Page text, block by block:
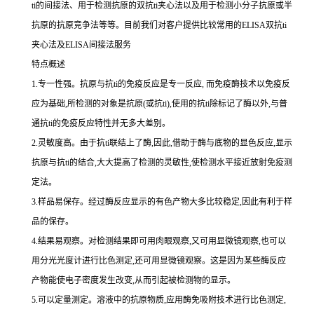
ti的间接法、用于检测抗原的双抗ti夹心法以及用于检测小分子抗原或半
抗原的抗原竞争法等等。目前我们对客户提供比较常用的ELISA双抗ti
夹心法及ELISA间接法服务
特点概述
1.专一性强。抗原与抗ti的免疫反应是专一反应, 而免疫酶技术以免疫反
应为基础,所检测的对象是抗原(或抗ti),使用的抗ti除标记了酶以外,与普
通抗ti的免疫反应特性并无多大差别。
2.灵敏度高。由于抗ti联结上了酶,因此,借助于酶与底物的显色反应,显示
抗原与抗ti的结合,大大提高了检测的灵敏性,使检测水平接近放射免疫测
定法。
3.样品易保存。经过酶反应显示的有色产物大多比较稳定,因此有利于样
品的保存。
4.结果易观察。对检测结果即可用肉眼观察,又可用显微镜观察,也可以
用分光光度计进行比色测定,还可用显微镜观察。这是因为某些酶反应
产物能使电子密度发生改变,从而引起被检测物的显示。
5.可以定量测定。溶液中的抗原物质,应用酶免吸附技术进行比色测定,